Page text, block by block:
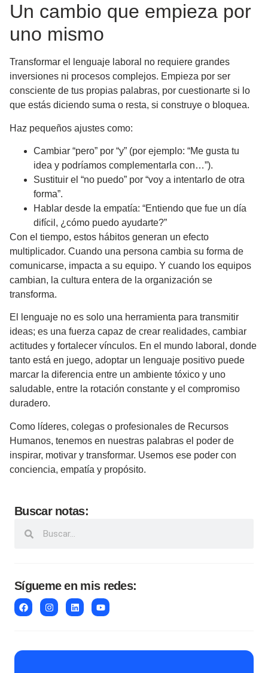
Un cambio que empieza por
uno mismo
Transformar el lenguaje laboral no requiere grandes
inversiones ni procesos complejos. Empieza por ser
consciente de tus propias palabras, por cuestionarte si lo
que estás diciendo suma o resta, si construye o bloquea.
Haz pequeños ajustes como:
Cambiar “pero” por “y” (por ejemplo: “Me gusta tu
idea y podríamos complementarla con…”).
Sustituir el “no puedo” por “voy a intentarlo de otra
forma”.
Hablar desde la empatía: “Entiendo que fue un día
difícil, ¿cómo puedo ayudarte?”
Con el tiempo, estos hábitos generan un efecto
multiplicador. Cuando una persona cambia su forma de
comunicarse, impacta a su equipo. Y cuando los equipos
cambian, la cultura entera de la organización se
transforma.
El lenguaje no es solo una herramienta para transmitir
ideas; es una fuerza capaz de crear realidades, cambiar
actitudes y fortalecer vínculos. En el mundo laboral, donde
tanto está en juego, adoptar un lenguaje positivo puede
marcar la diferencia entre un ambiente tóxico y uno
saludable, entre la rotación constante y el compromiso
duradero.
Como líderes, colegas o profesionales de Recursos
Humanos, tenemos en nuestras palabras el poder de
inspirar, motivar y transformar. Usemos ese poder con
conciencia, empatía y propósito.
Buscar notas:
Sígueme en mis redes: